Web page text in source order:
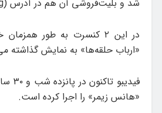
شد و بلیت‌فروشی آن هم در آدرس (https://B۲n.ir/TheLordoftheRing) است.
در این ۲ کنسرت به طور
«ارباب حلقه‌ها» به نمایش گذاشته
«هانس زیمر» را اجرا کرده است.